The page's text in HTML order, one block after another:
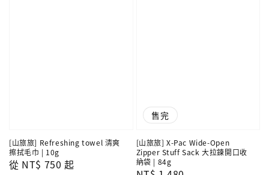
[山旅旅] Refreshing towel 清爽
擦拭毛巾 | 10g
Regular
從 NT$ 750 起
售完
[山旅旅] X-Pac Wide-Open
Zipper Stuff Sack 大拉鍊開口收
納袋 | 84g